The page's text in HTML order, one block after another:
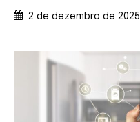
2 de dezembro de 2025